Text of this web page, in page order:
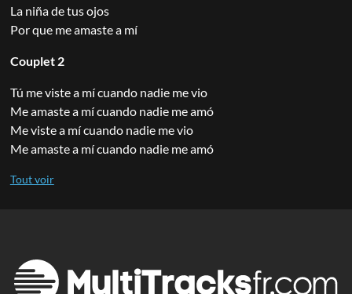
La niña de tus ojos
Por que me amaste a mí
Couplet 2
Tú me viste a mí cuando nadie me vio
Me amaste a mí cuando nadie me amó
Me viste a mí cuando nadie me vio
Me amaste a mí cuando nadie me amó